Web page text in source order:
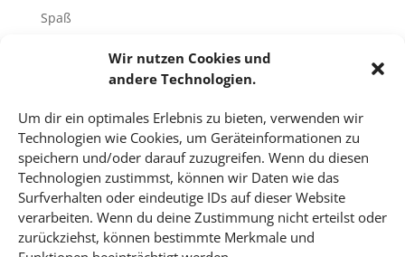
Wir nutzen Cookies und
andere Technologien.
Um dir ein optimales Erlebnis zu bieten, verwenden wir
Technologien wie Cookies, um Geräteinformationen zu
speichern und/oder darauf zuzugreifen. Wenn du diesen
Technologien zustimmst, können wir Daten wie das
Surfverhalten oder eindeutige IDs auf dieser Website
verarbeiten. Wenn du deine Zustimmung nicht erteilst oder
zurückziehst, können bestimmte Merkmale und
Spaß
Unbekannte Orte
Uncategorized
Unterricht
Video
Veranstaltungen